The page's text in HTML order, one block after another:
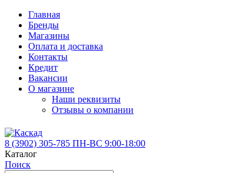
Главная
Бренды
Магазины
Оплата и доставка
Контакты
Кредит
Вакансии
О магазине
Наши реквизиты
Отзывы о компании
8 (3902) 305-785 ПН-ВС 9:00-18:00
Каталог
Поиск